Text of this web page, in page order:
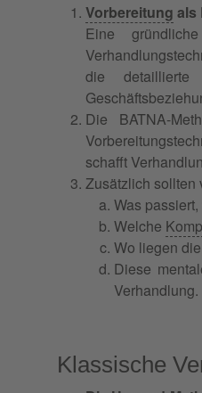
Vorbereitung als
Eine
die detaillierte
Die BATNA-
schafft
Zusätzlich sollten
Was
Welche
Wo liegen
Diese
Verhandlung.
Klassische